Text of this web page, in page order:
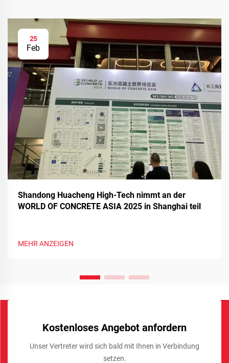
25
Feb
Shandong Huacheng High-Tech nimmt an der
WORLD OF CONCRETE ASIA 2025 in Shanghai teil
MEHR ANZEIGEN
Kostenloses Angebot anfordern
Unser Vertreter wird sich bald mit Ihnen in Verbindung
setzen.